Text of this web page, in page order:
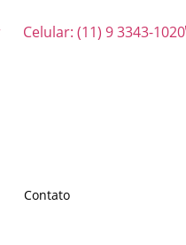
Celular: (11) 9 3343-1020
Contato